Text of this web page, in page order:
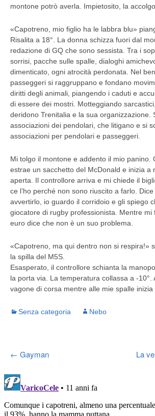
montone potrò averla. Impietosito, la accolgo.
«Capotreno, mio figlio ha le labbra blu»
Risalita a 18°. La donna schizza fuori dal
redazione di GQ che sono sessista. Tra i
sorrisi, pacche sulle spalle, dialoghi
dimenticato, ogni atrocità perdonata. Nel
passeggeri si raggruppano e fondano
diritti degli animali, piangendo i caduti e
di essere dei mostri. Motteggiando
deridono Trenitalia e la sua organizzazione.
associazioni dei pendolari, che litigano e si
associazioni per pendolari e passeggeri.
Mi tolgo il montone e addento il mio panino.
estrae un sacchetto del McDonald e inizia a
aperta. Il controllore arriva e mi chiede il
ce l’ho perché non sono riuscito a farlo.
avvertirlo, io guardo il corridoio e gli spiego
giocatore di rugby professionista. Mentre mi
euro dice che non è un suo problema.
«Capotreno, ma qui dentro non si respira!»
la spilla del M5S.
Esasperato, il controllore schianta la
la porta via. La temperatura collassa a -10°.
vagone di corsa mentre alle mie spalle inizia
Senza categoria Nebo
Post
navigation
← Gayman La